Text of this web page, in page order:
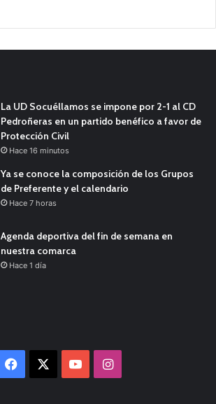
La UD Socuéllamos se impone por 2-1 al CD
Pedroñeras en un partido benéfico a favor de
Protección Civil
Hace 16 minutos
Ya se conoce la composición de los Grupos
de Preferente y el calendario
Hace 7 horas
Agenda deportiva del fin de semana en
nuestra comarca
Hace 1 día
Facebook YouTubeInstagram